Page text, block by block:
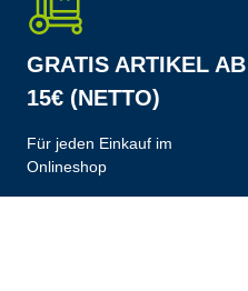
GRATIS ARTIKEL AB
15€ (NETTO)
Für jeden Einkauf im
Onlineshop